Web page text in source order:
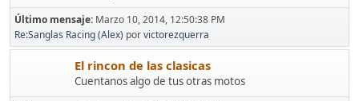
Último mensaje: Marzo 10, 2014, 12:50:38 PM
Re:Sanglas Racing (Alex) porvictorezquerra
El rincon de las clasicas
Cuentanos algo de tus otras motos